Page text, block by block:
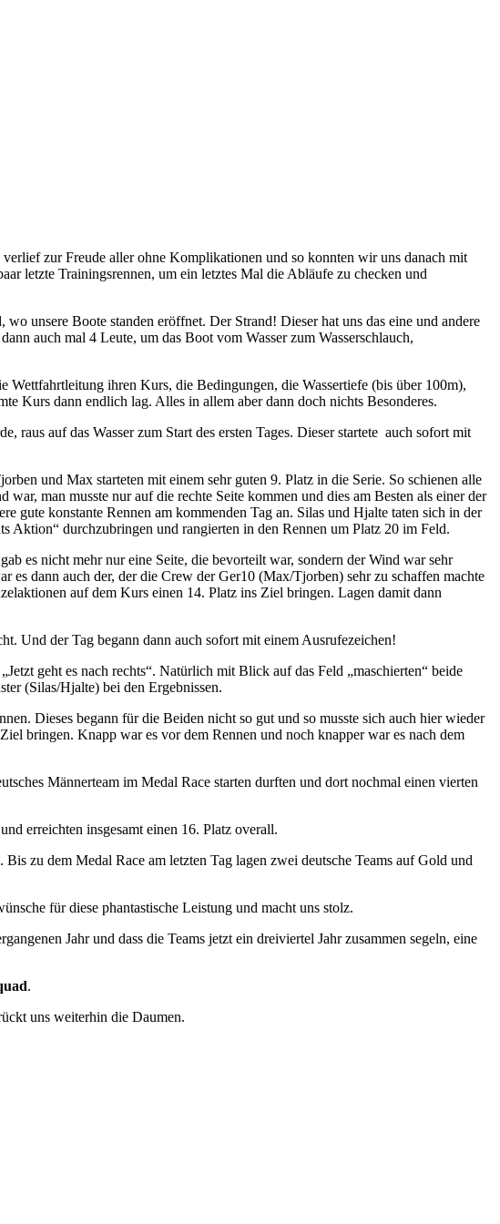
zur Freude aller ohne Komplikationen und so konnten wir uns danach mit
letzte Trainingsrennen, um ein letztes Mal die Abläufe zu checken und
unsere Boote standen eröffnet. Der Strand! Dieser hat uns das eine und andere
auch mal 4 Leute, um das Boot vom Wasser zum Wasserschlauch,
ihren Kurs, die Bedingungen, die Wassertiefe (bis über 100m),
Kurs dann endlich lag. Alles in allem aber dann doch nichts Besonderes.
raus auf das Wasser zum Start des ersten Tages. Dieser startete auch sofort mit
und Max starteten mit einem sehr guten 9. Platz in die Serie. So schienen alle
man musste nur auf die rechte Seite kommen und dies am Besten als einer der
gute konstante Rennen am kommenden Tag an. Silas und Hjalte taten sich in der
Aktion“ durchzubringen und rangierten in den Rennen um Platz 20 im Feld.
es nicht mehr nur eine Seite, die bevorteilt war, sondern der Wind war sehr
es dann auch der, der die Crew der Ger10 (Max/Tjorben) sehr zu schaffen machte
auf dem Kurs einen 14. Platz ins Ziel bringen. Lagen damit dann
Und der Tag begann dann auch sofort mit einem Ausrufezeichen!
geht es nach rechts“. Natürlich mit Blick auf das Feld „maschierten“ beide
(Silas/Hjalte) bei den Ergebnissen.
Dieses begann für die Beiden nicht so gut und so musste sich auch hier wieder
bringen. Knapp war es vor dem Rennen und noch knapper war es nach dem
Männerteam im Medal Race starten durften und dort nochmal einen vierten
erreichten insgesamt einen 16. Platz overall.
zu dem Medal Race am letzten Tag lagen zwei deutsche Teams auf Gold und
für diese phantastische Leistung und macht uns stolz.
Jahr und dass die Teams jetzt ein dreiviertel Jahr zusammen segeln, eine
.
uns weiterhin die Daumen.